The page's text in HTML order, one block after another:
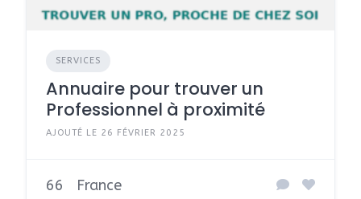
SERVICES
Annuaire pour trouver un
Professionnel à proximité
AJOUTÉ LE 26 FÉVRIER 2025
66 France